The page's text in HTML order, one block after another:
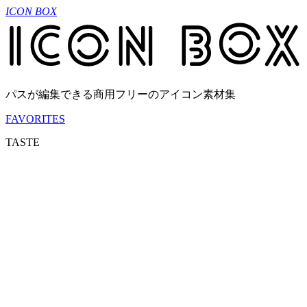
ICON BOX
パスが編集できる商用フリーのアイコン素材集
FAVORITES
TASTE